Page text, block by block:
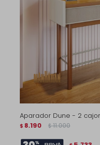
Aparador Dune - 2
$ 8.190 $ 11.000